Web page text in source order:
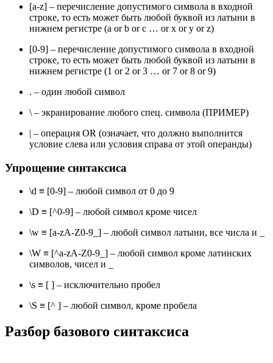
[a-z] – перечисление допустимого символа в входной
строке, то есть может быть любой буквой из латыни в
нижнем регистре (a or b or c … or x or y or z)
[0-9] – перечисление допустимого символа в входной
строке, то есть может быть любой буквой из латыни в
нижнем регистре (1 or 2 or 3 … or 7 or 8 or 9)
. – один любой символ
\ – экранирование любого спец. символа (ПРИМЕР)
| – операция OR (означает, что должно выполнится
условие слева или условия справа от этой операнды)
Упрощение синтаксиса
\d ≡ [0-9] – любой символ от 0 до 9
\D ≡ [^0-9] – любой символ кроме чисел
\w ≡ [a-zA-Z0-9_] – любой символ латыни, все числа и _
\W ≡ [^a-zA-Z0-9_] – любой символ кроме латинских
символов, чисел и _
\s ≡ [ ] – исключительно пробел
\S ≡ [^ ] – любой символ, кроме пробела
Разбор базового синтаксиса